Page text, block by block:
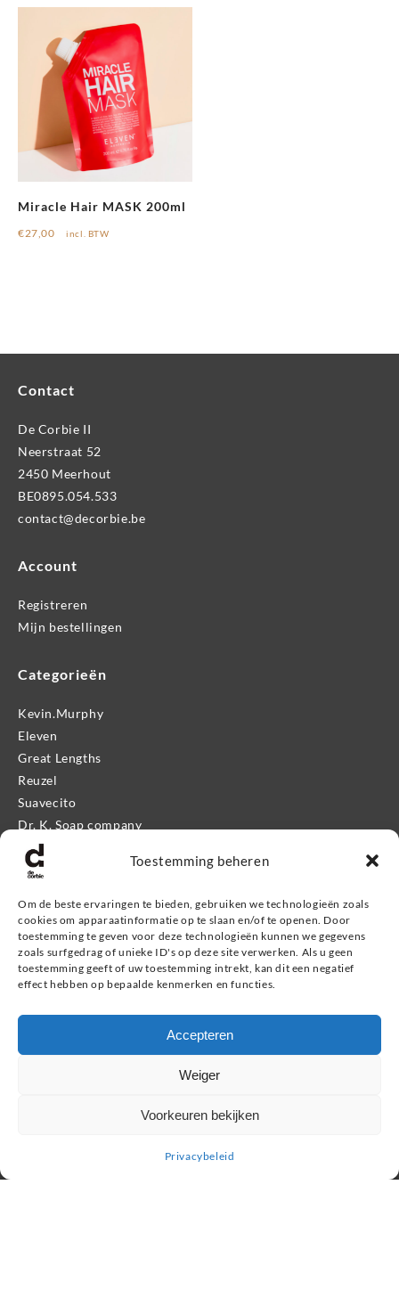
Toestemming beheren
Om de beste ervaringen te bieden, gebruiken we technologieën zoals
cookies om apparaatinformatie op te slaan en/of te openen. Door
toestemming te geven voor deze technologieën kunnen we gegevens
zoals surfgedrag of unieke ID's op deze site verwerken. Als u geen
toestemming geeft of uw toestemming intrekt, kan dit een negatief
effect hebben op bepaalde kenmerken en functies.
Accepteren
Weiger
Voorkeuren bekijken
Privacybeleid
Miracle Hair MASK 200ml
€27,00 incl. BTW
Contact
De Corbie II
Neerstraat 52
2450 Meerhout
BE0895.054.533
contact@decorbie.be
Account
Registreren
Mijn bestellingen
Categorieën
Kevin.Murphy
Eleven
Great Lengths
Reuzel
Suavecito
Dr. K. Soap company
Mr. Bear Family
Apothecary 87
Kevin.Murphy Men
Eleven Man
Giftshop
Retourneren, ruilen & garantie